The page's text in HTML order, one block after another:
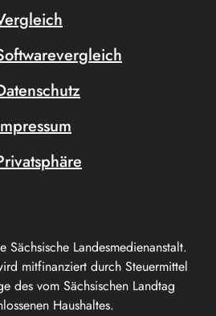
Landesmedienanstalt.
mitfinanziert durch Steuermittel
des vom Sächsischen Landtag
Haushaltes.